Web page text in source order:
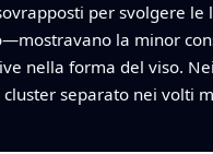
per svolgere
la minor
nella forma del viso.
separato nei volti